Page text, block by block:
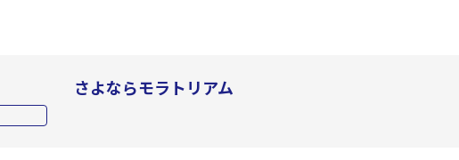
さよならモラトリアム